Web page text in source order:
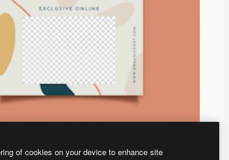
of cookies on your device to enhance site